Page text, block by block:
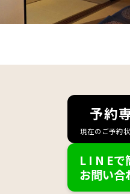
予約
現在のご予約
L I N Eで
お問い合